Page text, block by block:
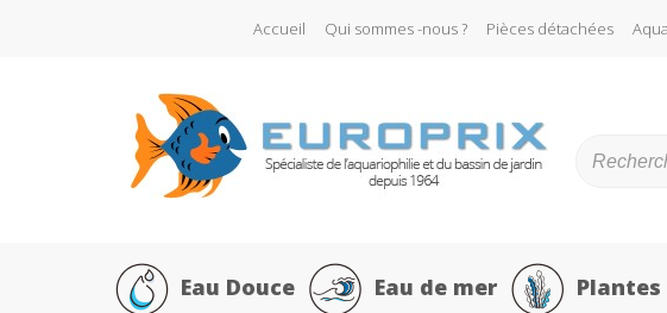
Accueil Qui sommes -nous ? Pièces détachées
Eau Douce Eau de mer Plantes